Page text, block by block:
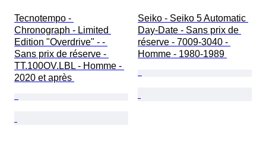
Tecnotempo -
Chronograph - Limited
Edition "Overdrive" - -
Sans prix de réserve -
TT.100OV.LBL - Homme -
2020 et après
Seiko - Seiko 5 Automatic
Day-Date - Sans prix de
réserve - 7009-3040 -
Homme - 1980-1989